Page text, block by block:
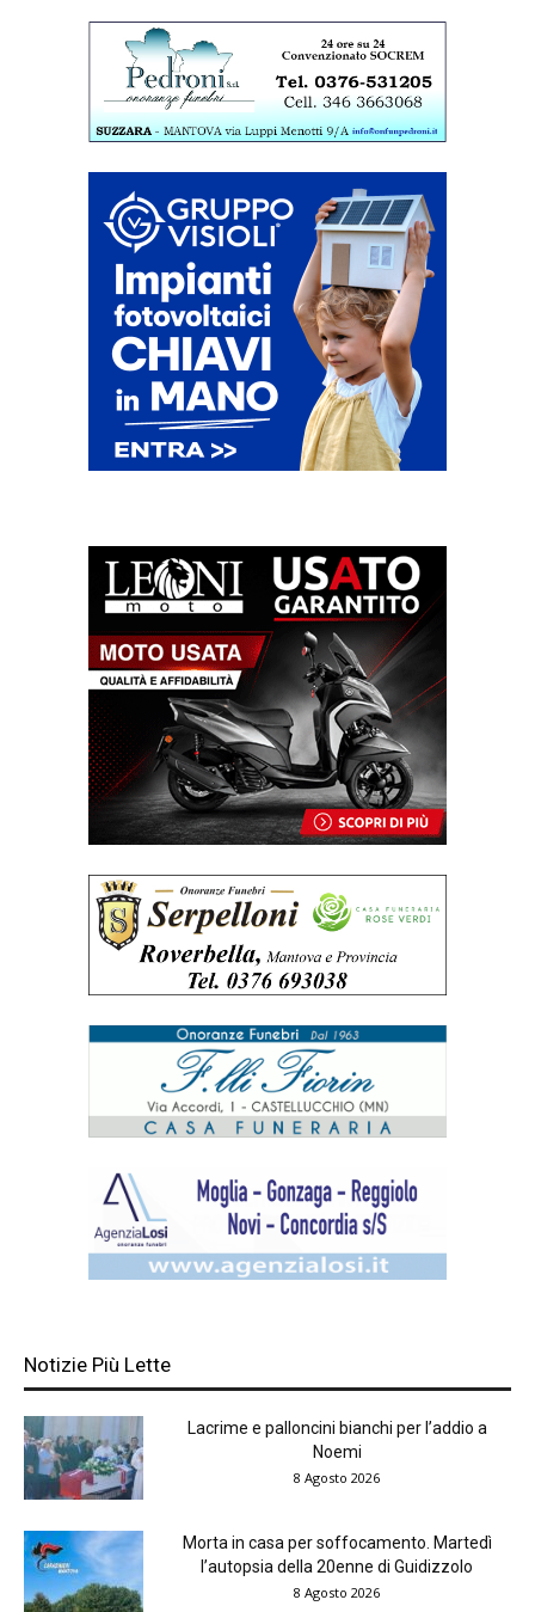
Notizie Più Lette
Lacrime e palloncini bianchi per l’addio a
Noemi
8 Agosto 2026
Morta in casa per soffocamento. Martedì
l’autopsia della 20enne di Guidizzolo
8 Agosto 2026